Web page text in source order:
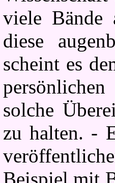
viele Bände
diese
scheint es
solche
zu halten. -
Beispiel mit